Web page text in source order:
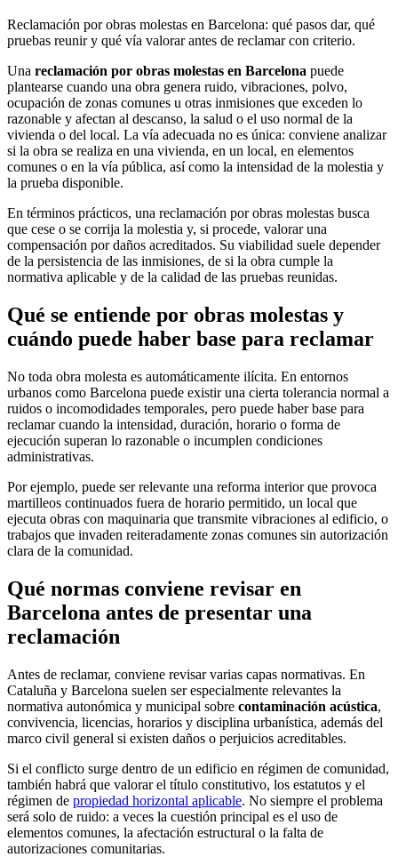
Reclamación por obras molestas en Barcelona: qué pasos dar, qué
pruebas reunir y qué vía valorar antes de reclamar con criterio.
Una reclamación por obras molestas en Barcelona puede
plantearse cuando una obra genera ruido, vibraciones, polvo,
ocupación de zonas comunes u otras inmisiones que exceden lo
razonable y afectan al descanso, la salud o el uso normal de la
vivienda o del local. La vía adecuada no es única: conviene analizar
si la obra se realiza en una vivienda, en un local, en elementos
comunes o en la vía pública, así como la intensidad de la molestia y
la prueba disponible.
En términos prácticos, una reclamación por obras molestas busca
que cese o se corrija la molestia y, si procede, valorar una
compensación por daños acreditados. Su viabilidad suele depender
de la persistencia de las inmisiones, de si la obra cumple la
normativa aplicable y de la calidad de las pruebas reunidas.
Qué se entiende por obras molestas y
cuándo puede haber base para reclamar
No toda obra molesta es automáticamente ilícita. En entornos
urbanos como Barcelona puede existir una cierta tolerancia normal a
ruidos o incomodidades temporales, pero puede haber base para
reclamar cuando la intensidad, duración, horario o forma de
ejecución superan lo razonable o incumplen condiciones
administrativas.
Por ejemplo, puede ser relevante una reforma interior que provoca
martilleos continuados fuera de horario permitido, un local que
ejecuta obras con maquinaria que transmite vibraciones al edificio, o
trabajos que invaden reiteradamente zonas comunes sin autorización
clara de la comunidad.
Qué normas conviene revisar en
Barcelona antes de presentar una
reclamación
Antes de reclamar, conviene revisar varias capas normativas. En
Cataluña y Barcelona suelen ser especialmente relevantes la
normativa autonómica y municipal sobre contaminación acústica,
convivencia, licencias, horarios y disciplina urbanística, además del
marco civil general si existen daños o perjuicios acreditables.
Si el conflicto surge dentro de un edificio en régimen de comunidad,
también habrá que valorar el título constitutivo, los estatutos y el
régimen de propiedad horizontal aplicable. No siempre el problema
será solo de ruido: a veces la cuestión principal es el uso de
elementos comunes, la afectación estructural o la falta de
autorizaciones comunitarias.